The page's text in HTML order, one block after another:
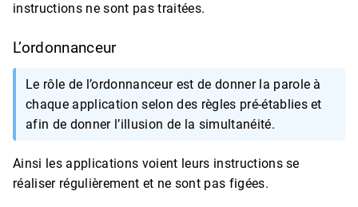
instructions ne sont pas traitées.
L’ordonnanceur
Le rôle de l’ordonnanceur est de donner la parole à
chaque application selon des règles pré-établies et
afin de donner l’illusion de la simultanéité.
Ainsi les applications voient leurs instructions se
réaliser régulièrement et ne sont pas figées.